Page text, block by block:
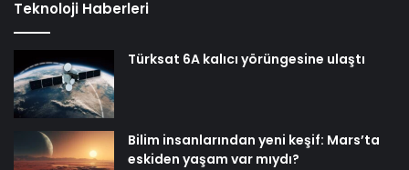
Teknoloji Haberleri
Türksat 6A kalıcı yörüngesine ulaştı
Bilim insanlarından yeni keşif: Mars’ta
eskiden yaşam var mıydı?